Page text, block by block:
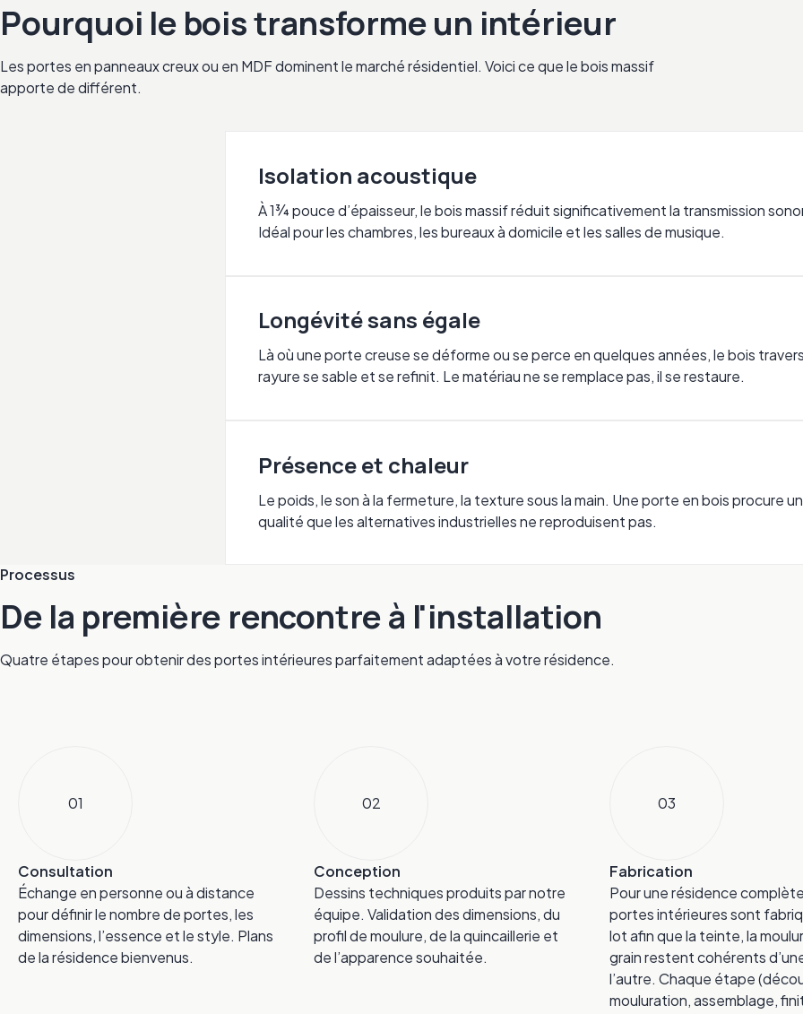
Pourquoi le bois transforme un intérieur
Les portes en panneaux creux ou en MDF dominent le marché résidentiel. Voici ce que le bois massif
apporte de différent.
Isolation acoustique
À 1¾ pouce d’épaisseur, le bois massif réduit significativement la transmission
Idéal pour les chambres, les bureaux à domicile et les salles de musique.
Longévité sans égale
Là où une porte creuse se déforme ou se perce en quelques années, le bois
rayure se sable et se refinit. Le matériau ne se remplace pas, il se restaure.
Présence et chaleur
Le poids, le son à la fermeture, la texture sous la main. Une porte en bois procure
qualité que les alternatives industrielles ne reproduisent pas.
Processus
De la première rencontre à l'installation
Quatre étapes pour obtenir des portes intérieures parfaitement adaptées à votre résidence.
01
Consultation
Échange en personne ou à distance
pour définir le nombre de portes, les
dimensions, l’essence et le style. Plans
de la résidence bienvenus.
02
Conception
Dessins techniques produits par notre
équipe. Validation des dimensions, du
profil de moulure, de la quincaillerie et
de l’apparence souhaitée.
03
Fabrication
Pour une résidence
portes intérieures sont
lot afin que la teinte, la
grain restent cohérents
l’autre. Chaque étape
mouluration, assemblage,